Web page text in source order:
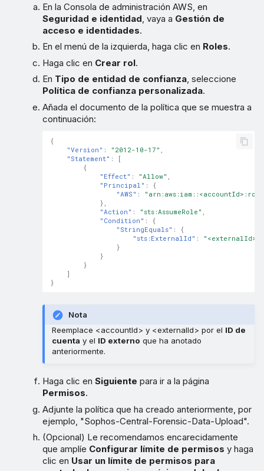
En la Consola de administración AWS, en
Seguridad e identidad, vaya a Gestión de
acceso e identidades.
En el menú de la izquierda, haga clic en Roles.
Haga clic en Crear rol.
En Tipo de entidad de confianza, seleccione
Política de confianza personalizada.
Añada el documento de la política que se muestra a
continuación:
{
"Version" : "2012-10-17" ,
"Statement" :
[
{
"Effect" : "Allow" ,
"Principal" :
{
"AWS" :
},
"Action" : "sts:AssumeRole" ,
"Condition" :
{
"StringEquals" :
{
"sts:ExternalId" :
"<externalId>"
}
}
}
]
}
Nota
Reemplace <accountId> y <externalId> por el ID de
cuenta y el ID externo que ha anotado
anteriormente.
Haga clic enSiguiente para ir a la página
Permisos.
Adjunte la política que ha creado anteriormente, por
ejemplo, "Sophos-Central-Forensic-Data-Upload".
(Opcional) Le recomendamos encarecidamente
que amplíe Configurar límite de permisos y haga
clic en Usar un límite de permisos para